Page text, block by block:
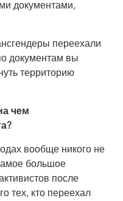
документами,
переехали
документам вы
территорию
чем
вообще никого не
большое
после
тех, кто переехал